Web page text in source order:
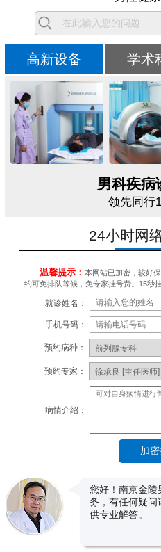
高新设备 学术
男科疾病
领先同行
24小时网
温馨提示：本网站已加密，较好
约可免排队等候，免专家挂号费。15秒
就诊姓名：
手机号码：
预约病种：
预约专家：
病情介绍：
您好！南京金陵
务，有任何疑问
供专业解答。